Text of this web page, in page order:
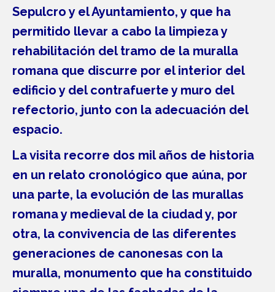
Sepulcro y el Ayuntamiento, y que ha
permitido llevar a cabo la limpieza y
rehabilitación del tramo de la muralla
romana que discurre por el interior del
edificio y del contrafuerte y muro del
refectorio, junto con la adecuación del
espacio.
La visita recorre dos mil años de historia
en un relato cronológico que aúna, por
una parte, la evolución de las murallas
romana y medieval de la ciudad y, por
otra, la convivencia de las diferentes
generaciones de canonesas con la
muralla, monumento que ha constituido